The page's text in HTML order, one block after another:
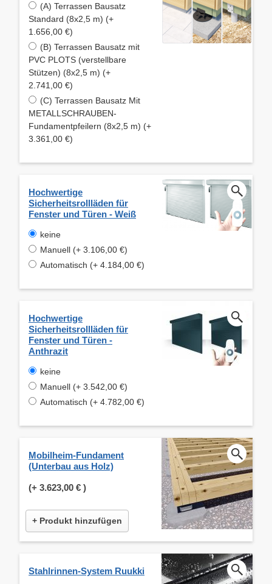
(A) Terrassen Bausatz
Standard (8x2,5 m) (+
1.656,00 €)
(B) Terrassen Bausatz mit
PVC PLOTS (verstellbare
Stützen) (8x2,5 m) (+
2.741,00 €)
(C) Terrassen Bausatz Mit
METALLSCHRAUBEN-
Fundamentpfeilern (8x2,5 m) (+
3.361,00 €)
Hochwertige
Sicherheitsrollläden für
Fenster und Türen - Weiß
keine
Manuell (+ 3.106,00 €)
Automatisch (+ 4.184,00 €)
Hochwertige
Sicherheitsrollläden für
Fenster und Türen -
Anthrazit
keine
Manuell (+ 3.542,00 €)
Automatisch (+ 4.782,00 €)
Mobilheim-Fundament
(Unterbau aus Holz)
(+ 3.623,00 € )
+ Produkt hinzufügen
Stahlrinnen-System Ruukki